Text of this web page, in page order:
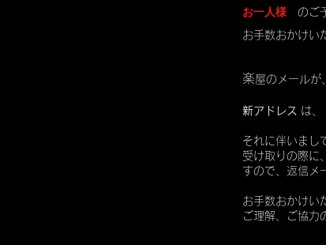
お一人様 のご
お手数おかけい
楽屋のメールが
新アドレス は
それに伴いまし
受け取りの際に
すので、返信メ
お手数おかけい
ご理解、ご協力